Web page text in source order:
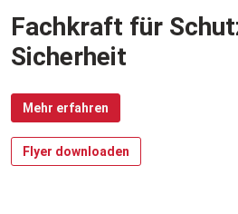
Fachkraft für
Sicherheit
Mehr erfahren
Flyer downloaden